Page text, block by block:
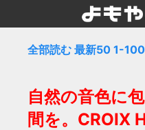
全部読む 最新50 1-100
自然の音色に
間を。CROIX